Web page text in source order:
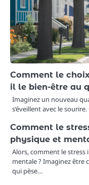
Comment le
il le bien-être au
Imaginez un nouveau
s’éveillent avec le
Comment le
physique et
Alors, comment le
mentale ? Imaginez être
qui pèse…